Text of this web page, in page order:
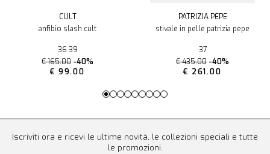
CULT
anfibio slash cult
36 39
€ 165.00 -40%
€ 99.00
PATRIZIA PEPE
stivale in pelle patrizia pepe
37
€ 435.00 -40%
€ 261.00
Iscriviti ora e ricevi le ultime novità, le collezioni speciali e tutte
le promozioni.